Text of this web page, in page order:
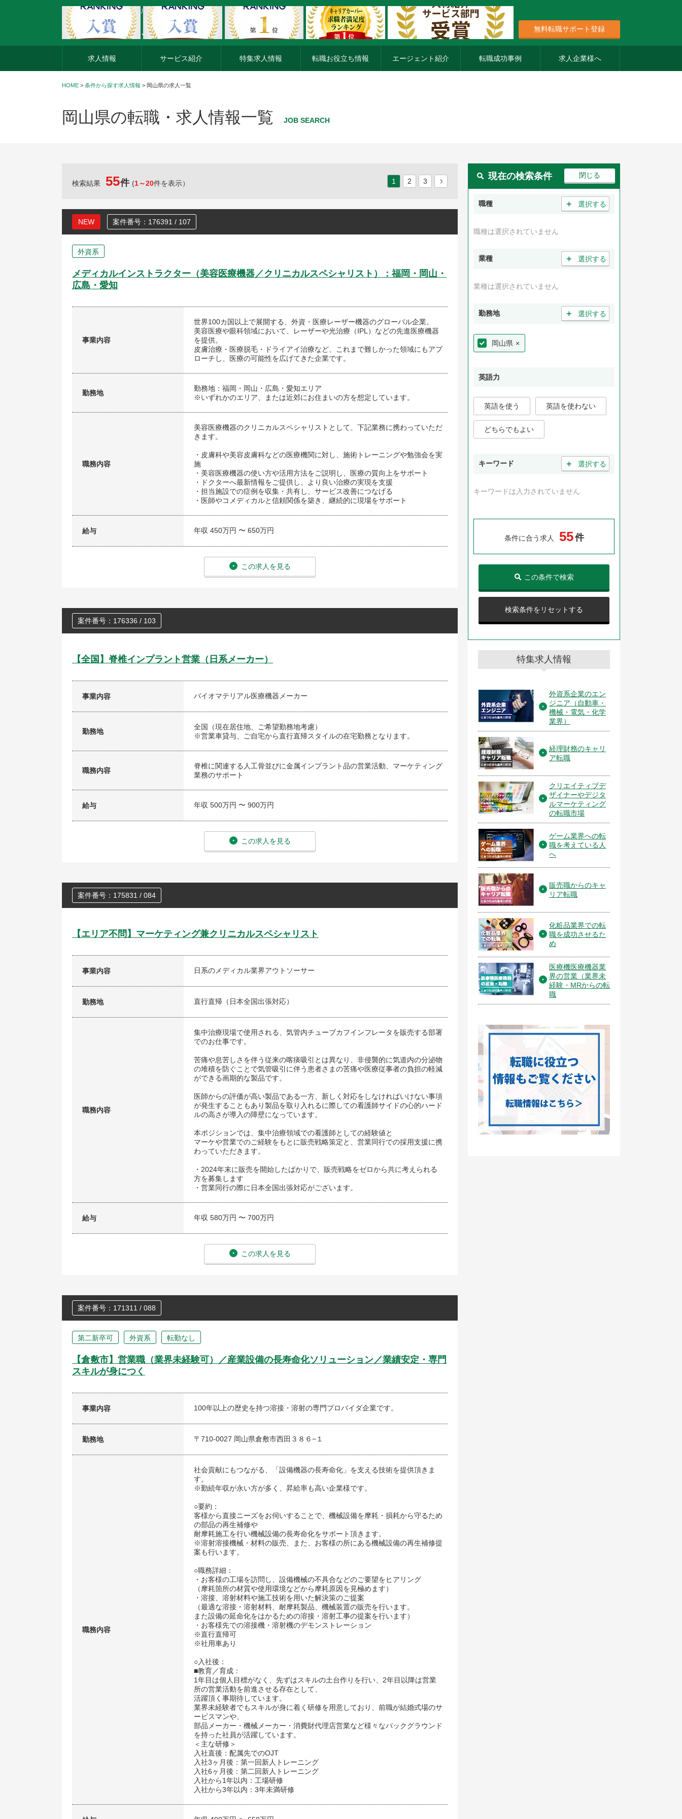
外資系企業の転職・キャリア転職ならアージスジャパン
無料転職サポート登録
求人情報 サービス紹介 特集求人情報 転職お役立ち情報 エージェント紹介 転職成功事例 求人企業様へ
HOME > 条件から探す求人情報 > 岡山県の求人一覧
岡山県の転職・求人情報一覧 JOB SEARCH
検索結果 55件 (1～20件を表示） 1 2 3
NEW 案件番号：176391 / 107
外資系
メディカルインストラクター（美容医療機器／クリニカルスペシャリスト）：福岡・岡山・
広島・愛知
事業内容
世界100カ国以上で展開する、外資・医療レーザー機器のグローバル企業。
美容医療や眼科領域において、レーザーや光治療（IPL）などの先進医療機器
を提供。
皮膚治療・医療脱毛・ドライアイ治療など、これまで難しかった領域にもアプ
ローチし、医療の可能性を広げてきた企業です。
勤務地
勤務地：福岡・岡山・広島・愛知エリア
※いずれかのエリア、または近郊にお住まいの方を想定しています。
職務内容
美容医療機器のクリニカルスペシャリストとして、下記業務に携わっていただ
きます。
・皮膚科や美容皮膚科などの医療機関に対し、施術トレーニングや勉強会を実
施
・美容医療機器の使い方や活用方法をご説明し、医療の質向上をサポート
・ドクターへ最新情報をご提供し、より良い治療の実現を支援
・担当施設での症例を収集・共有し、サービス改善につなげる
・医師やコメディカルと信頼関係を築き、継続的に現場をサポート
給与 年収 450万円 〜 650万円
この求人を見る
案件番号：176336 / 103
【全国】脊椎インプラント営業（日系メーカー）
事業内容 バイオマテリアル医療機器メーカー
勤務地
全国（現在居住地、ご希望勤務地考慮）
※営業車貸与、ご自宅から直行直帰スタイルの在宅勤務となります。
職務内容
脊椎に関連する人工骨並びに金属インプラント品の営業活動、マーケティング
業務のサポート
給与 年収 500万円 〜 900万円
この求人を見る
案件番号：175831 / 084
【エリア不問】マーケティング兼クリニカルスペシャリスト
事業内容 日系のメディカル業界アウトソーサー
勤務地 直行直帰（日本全国出張対応）
職務内容
集中治療現場で使用される、気管内チューブカフインフレータを販売する部署
でのお仕事です。
苦痛や息苦しさを伴う従来の喀痰吸引とは異なり、非侵襲的に気道内の分泌物
の堆積を防ぐことで気管吸引に伴う患者さまの苦痛や医療従事者の負担の軽減
ができる画期的な製品です。
医師からの評価が高い製品である一方、新しく対応をしなければいけない事項
が発生することもあり製品を取り入れるに際しての看護師サイドの心的ハード
ルの高さが導入の障壁になっています。
本ポジションでは、集中治療領域での看護師としての経験値と
マーケや営業でのご経験をもとに販売戦略策定と、営業同行での採用支援に携
わっていただきます。
・2024年末に販売を開始したばかりで、販売戦略をゼロから共に考えられる
方を募集します
・営業同行の際に日本全国出張対応がございます。
給与 年収 580万円 〜 700万円
この求人を見る
案件番号：171311 / 088
第二新卒可 外資系 転勤なし
【倉敷市】営業職（業界未経験可）／産業設備の長寿命化ソリューション／業績安定・専門
スキルが身につく
事業内容 100年以上の歴史を持つ溶接・溶射の専門プロバイダ企業です。
勤務地 〒710-0027 岡山県倉敷市西田３８６−１
職務内容
社会貢献にもつながる、「設備機器の長寿命化」を支える技術を提供頂きま
す。
※勤続年収が永い方が多く、昇給率も高い企業様です。
○要約：
客様から直接ニーズをお伺いすることで、機械設備を摩耗・損耗から守るため
の部品の再生補修や
耐摩耗施工を行い機械設備の長寿命化をサポート頂きます。
※溶射溶接機械・材料の販売、また、お客様の所にある機械設備の再生補修提
案も行います。
○職務詳細：
・お客様の工場を訪問し、設備機械の不具合などのご要望をヒアリング
（摩耗箇所の材質や使用環境などから摩耗原因を見極めます）
・溶接、溶射材料や施工技術を用いた解決策のご提案
（最適な溶接・溶射材料、耐摩耗製品、機械装置の販売を行います。
また設備の延命化をはかるための溶接・溶射工事の提案を行います）
・お客様先での溶接機・溶射機のデモンストレーション
※直行直帰可
※社用車あり
○入社後：
■教育／育成：
1年目は個人目標がなく、先ずはスキルの土台作りを行い、2年目以降は営業
所の営業活動を前進させる存在として、
活躍頂く事期待しています。
業界未経験者でもスキルが身に着く研修を用意しており、前職が結婚式場のサ
ービスマンや、
部品メーカー・機械メーカー・消費財代理店営業など様々なバックグラウンド
を持った社員が活躍しています。
＜主な研修＞
入社直後：配属先でのOJT
入社3ヶ月後：第一回新人トレーニング
入社6ヶ月後：第二回新人トレーニング
入社から1年以内：工場研修
入社から3年以内：3年未満研修
現在の検索条件
職種 ＋ 選択する
職種は選択されていません
業種 ＋ 選択する
業種は選択されていません
勤務地 ＋ 選択する
岡山県 ×
英語力
英語を使う 英語を使わない
どちらでもよい
キーワード ＋ 選択する
キーワードは入力されていません
条件に合う求人 55件
検索条件をリセットする
この条件で検索
特集求人情報
外資系企業のエン
ジニア（自動車・
機械・電気・化学
業界）
経理財務のキャリ
ア転職
クリエイティブデ
ザイナーやデジタ
ルマーケティング
の転職市場
ゲーム業界への転
職を考えている人
へ
販売職からのキャ
リア転職
化粧品業界での転
職を成功させるた
め
医療機医療機器業
界の営業（業界未
経験・MRからの転
職